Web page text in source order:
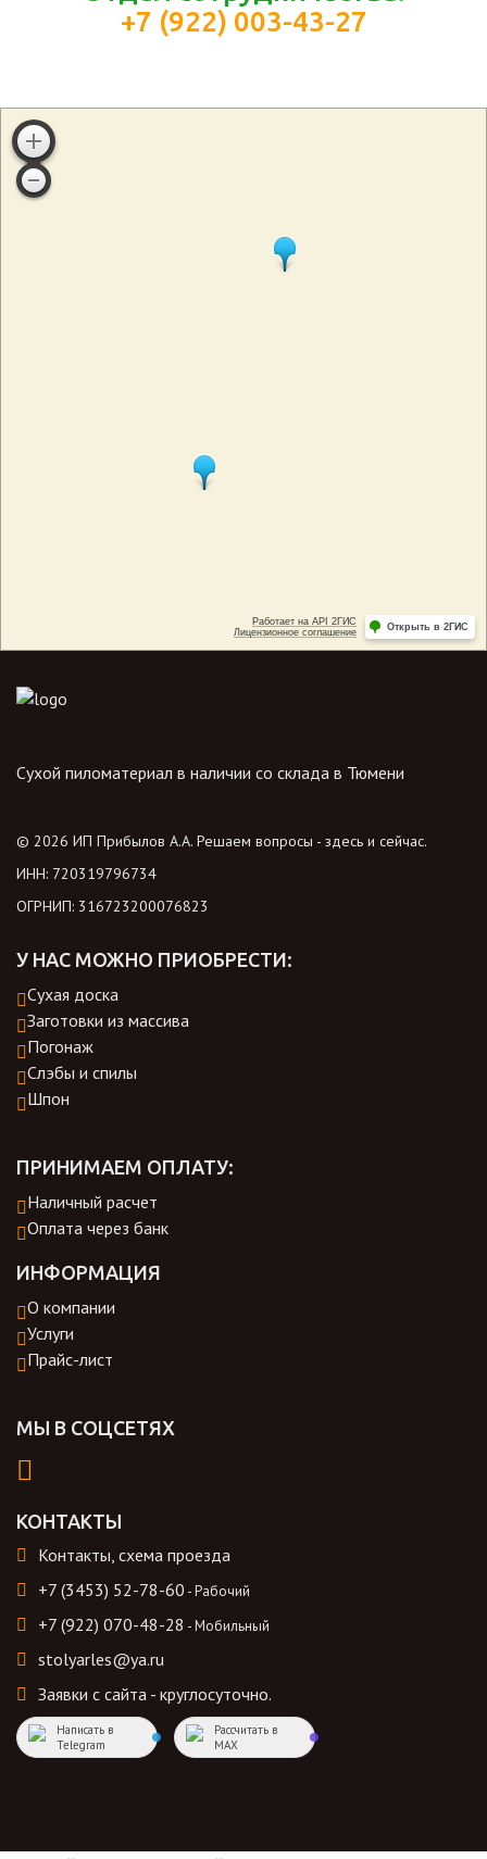
+7 (922) 003-43-27
Сухой пиломатериал в наличии со склада в Тюмени
© 2026 ИП Прибылов А.А. Решаем вопросы - здесь и сейчас.
ИНН: 720319796734
ОГРНИП: 316723200076823
У НАС МОЖНО ПРИОБРЕСТИ:
Сухая доска
Заготовки из массива
Погонаж
Слэбы и спилы
Шпон
ПРИНИМАЕМ ОПЛАТУ:
Наличный расчет
Оплата через банк
ИНФОРМАЦИЯ
О компании
Услуги
Прайс-лист
МЫ В СОЦСЕТЯХ
КОНТАКТЫ
Контакты, схема проезда
+7 (3453) 52-78-60 - Рабочий
+7 (922) 070-48-28 - Мобильный
stolyarles@ya.ru
Заявки с сайта - круглосуточно.
Написать в
Telegram
Рассчитать в
MAX